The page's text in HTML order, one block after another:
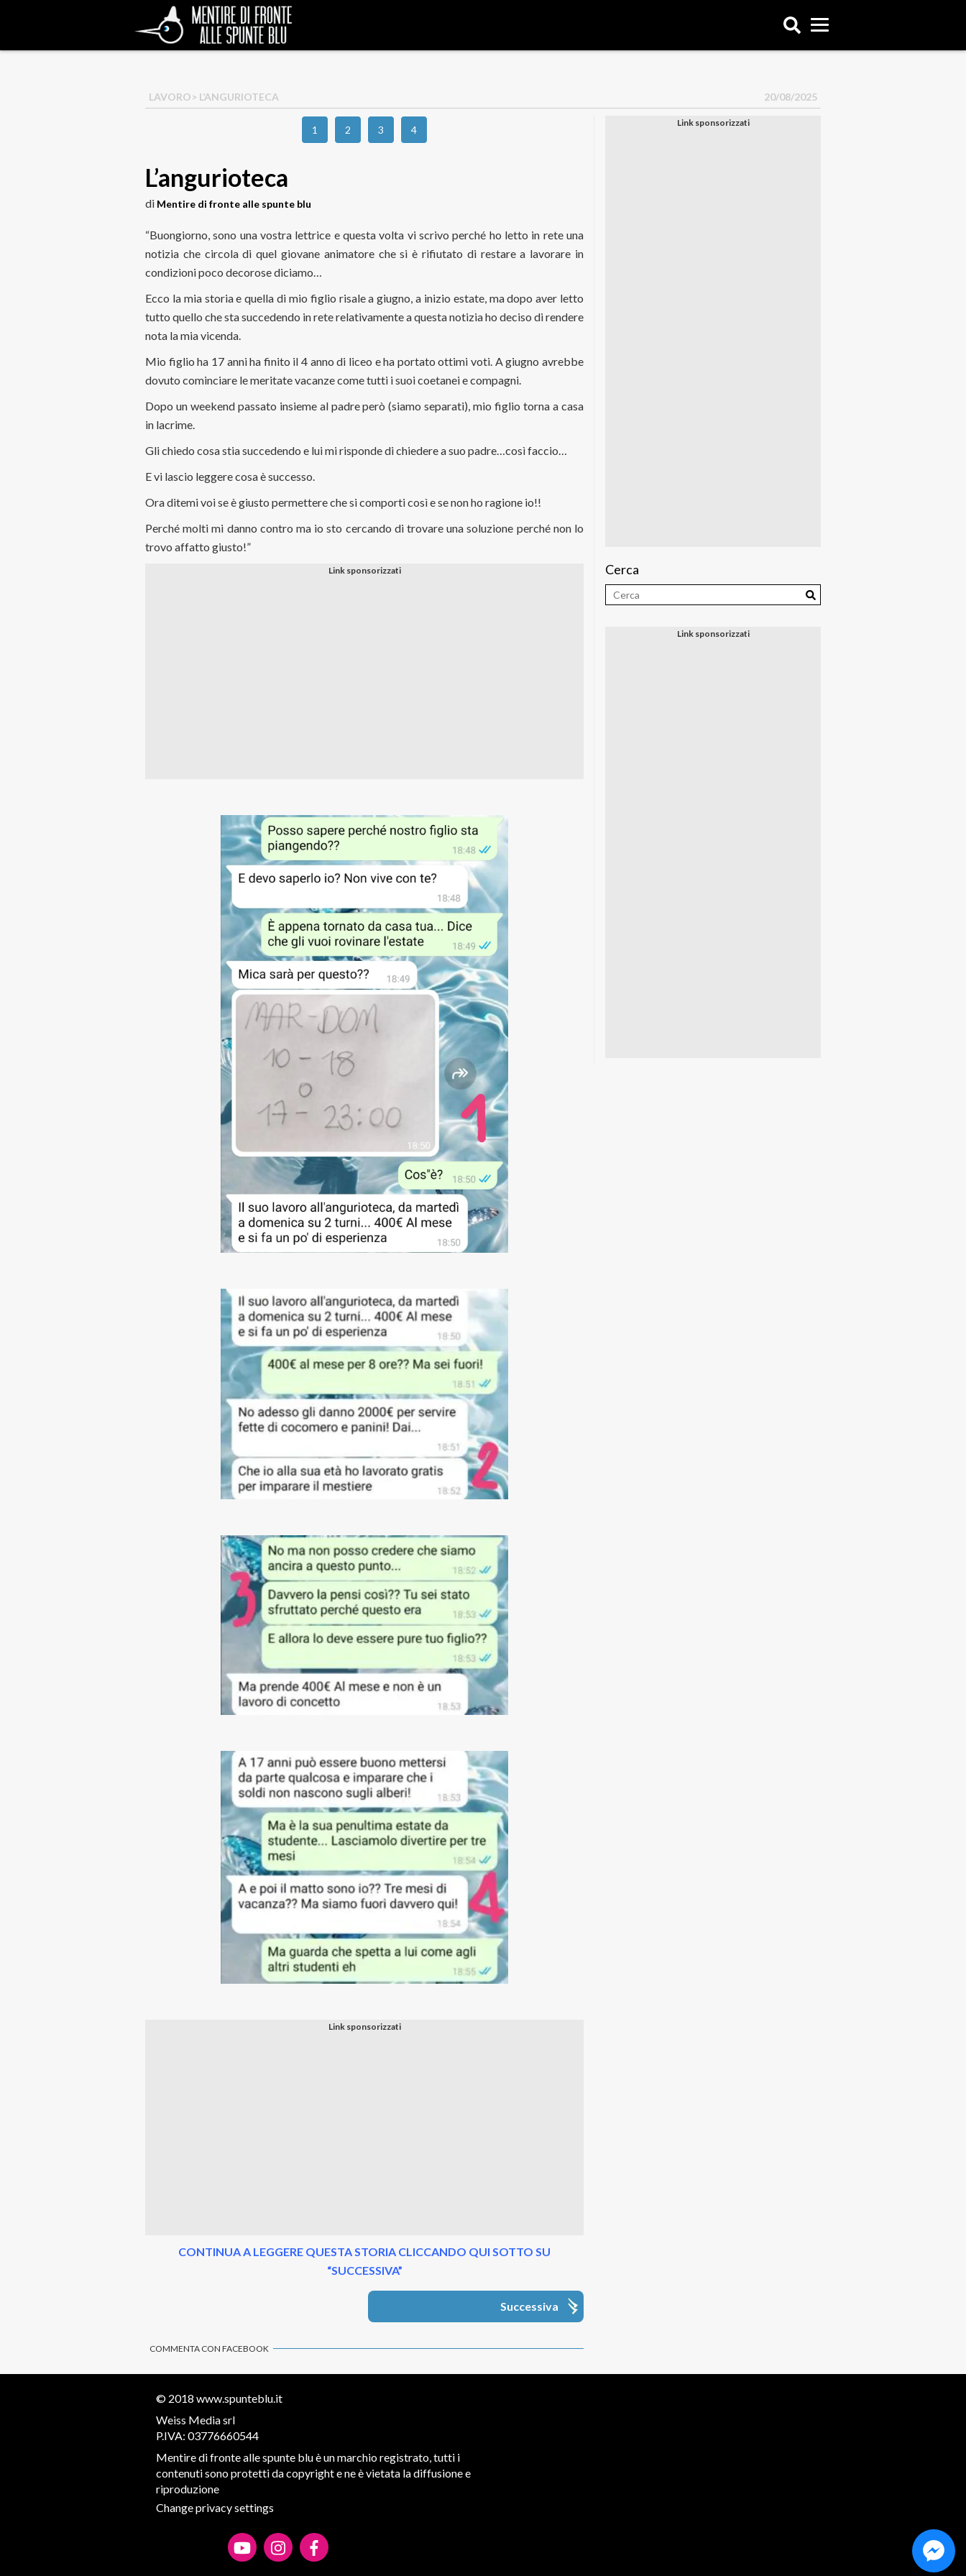
LAVORO> L’ANGURIOTECA 20/08/2025
1 2 3 4
L’angurioteca
di Mentire di fronte alle spunte blu
“Buongiorno, sono una vostra lettrice e questa volta vi scrivo perché ho letto in rete una
notizia che circola di quel giovane animatore che si è rifiutato di restare a lavorare in
condizioni poco decorose diciamo…
Ecco la mia storia e quella di mio figlio risale a giugno, a inizio estate, ma dopo aver letto
tutto quello che sta succedendo in rete relativamente a questa notizia ho deciso di rendere
nota la mia vicenda.
Mio figlio ha 17 anni ha finito il 4 anno di liceo e ha portato ottimi voti. A giugno avrebbe
dovuto cominciare le meritate vacanze come tutti i suoi coetanei e compagni.
Dopo un weekend passato insieme al padre però (siamo separati), mio figlio torna a casa
in lacrime.
Gli chiedo cosa stia succedendo e lui mi risponde di chiedere a suo padre…così faccio…
E vi lascio leggere cosa è successo.
Ora ditemi voi se è giusto permettere che si comporti così e se non ho ragione io!!
Perché molti mi danno contro ma io sto cercando di trovare una soluzione perché non lo
trovo affatto giusto!”
CONTINUA A LEGGERE QUESTA STORIA CLICCANDO QUI SOTTO SU
“SUCCESSIVA”
Successiva
COMMENTA CON FACEBOOK
Cerca
© 2018 www.spunteblu.it
Weiss Media srl
P.IVA: 03776660544
Mentire di fronte alle spunte blu è un marchio registrato, tutti i
contenuti sono protetti da copyright e ne è vietata la diffusione e
riproduzione
Change privacy settings